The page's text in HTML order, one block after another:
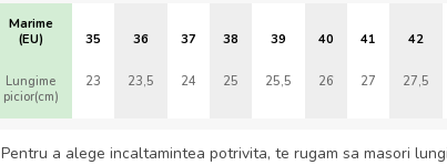
Marime
(EU)
35 36 37 38 39 40 41 42
Lungime
picior(cm)
23 23,5 24 25 25,5 26 27 27,5
Pentru a alege incaltamintea potrivita, te rugam sa masori